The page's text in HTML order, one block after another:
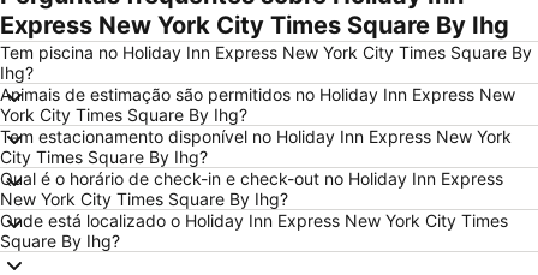
5th Ave 53rd St Metro Station
Edifício Empire State
Hell's Kitchen
Upper East Side
Times Sq 42nd St Metro Station
Broadway
Lower East Side
Pennsylvania Station
34th St Penn Station Metro Station
Astoria
MetLife Stadium
Greenwich Village
Macy's Herald Square 34th Street
West Village
Express New York City Times Square By Ihg
Tem piscina no Holiday Inn Express New York City Times Square By
Ihg?
Animais de estimação são permitidos no Holiday Inn Express New
York City Times Square By Ihg?
Tem estacionamento disponível no Holiday Inn Express New York
City Times Square By Ihg?
Qual é o horário de check-in e check-out no Holiday Inn Express
New York City Times Square By Ihg?
Onde está localizado o Holiday Inn Express New York City Times
Square By Ihg?